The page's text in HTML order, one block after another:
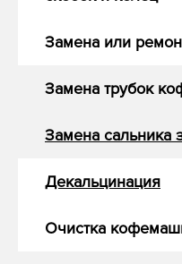
Замена или
Замена трубок
Замена сальника
Декальцинация
Очистка